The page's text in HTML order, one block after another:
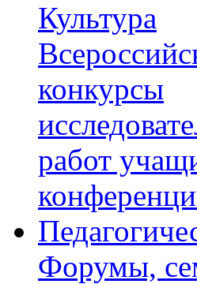
Культура
конкурсы
работ
Форумы,